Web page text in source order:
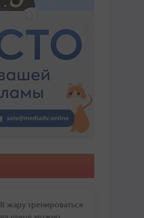
В жару тренироваться